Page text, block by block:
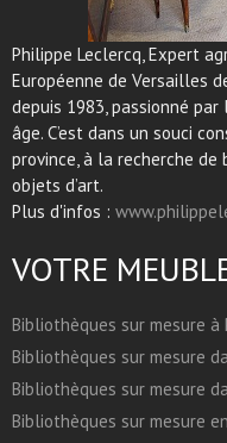
Philippe Leclercq, Expert
Européenne de Versailles
depuis 1983, passionné
âge. C’est dans un souci
province, à la recherche
objets d’art.
Plus d'infos :
VOTRE
Bibliothèques sur mesure à
Bibliothèques sur mesure
Bibliothèques sur mesure
Bibliothèques sur mesure